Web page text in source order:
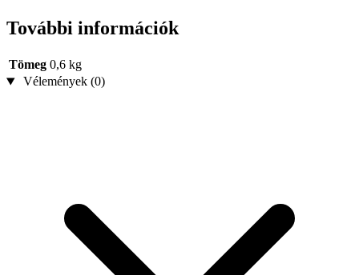
További információk
Tömeg 0,6 kg
Vélemények (0)